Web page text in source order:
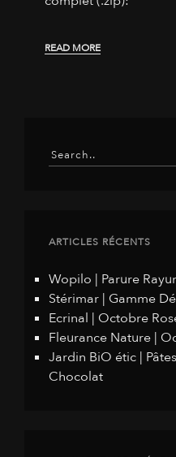
READ MORE
ARTICLES RÉCENTS
Wopilo | Parure
Stérimar | Gamme
Ecrinal | Octobre
Fleurance Nature |
Jardin BiO étic |
Chocolat